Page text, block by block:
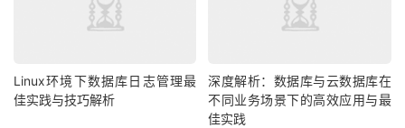
Linux环境下数据库日志管理最
佳实践与技巧解析
深度解析：数据库与云数据库在
不同业务场景下的高效应用与最
佳实践